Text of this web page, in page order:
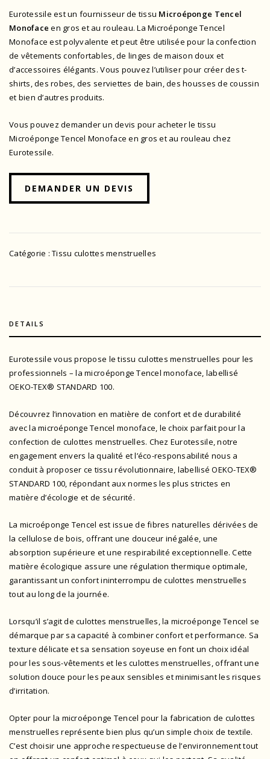
Eurotessile est un fournisseur de tissu Microéponge Tencel
Monofaceen gros et au rouleau. La Microéponge Tencel
Monoface est polyvalente et peut être utilisée pour la confection
de vêtements confortables, de linges de maison doux et
d’accessoires élégants. Vous pouvez l’utiliser pour créer des t-
shirts, des robes, des serviettes de bain, des housses de coussin
et bien d’autres produits.
Vous pouvez demander un devis pour acheter le tissu
Microéponge Tencel Monoface en gros et au rouleau chez
Eurotessile.
DEMANDER UN DEVIS
Catégorie :Tissu culottes menstruelles
DETAILS
Eurotessile vous propose le tissu culottes menstruelles pour les
professionnels – la microéponge Tencel monoface, labellisé
OEKO-TEX® STANDARD 100.
Découvrez l’innovation en matière de confort et de durabilité
avec la microéponge Tencel monoface, le choix parfait pour la
confection de culottes menstruelles. Chez Eurotessile, notre
engagement envers la qualité et l’éco-responsabilité nous a
conduit à proposer ce tissu révolutionnaire, labellisé OEKO-TEX®
STANDARD 100, répondant aux normes les plus strictes en
matière d’écologie et de sécurité.
La microéponge Tencel est issue de fibres naturelles dérivées de
la cellulose de bois, offrant une douceur inégalée, une
absorption supérieure et une respirabilité exceptionnelle. Cette
matière écologique assure une régulation thermique optimale,
garantissant un confort ininterrompu de culottes menstruelles
tout au long de la journée.
Lorsqu’il s’agit de culottes menstruelles, la microéponge Tencel se
démarque par sa capacité à combiner confort et performance. Sa
texture délicate et sa sensation soyeuse en font un choix idéal
pour les sous-vêtements et les culottes menstruelles, offrant une
solution douce pour les peaux sensibles et minimisant les risques
d’irritation.
Opter pour la microéponge Tencel pour la fabrication de culottes
menstruelles représente bien plus qu’un simple choix de textile.
C’est choisir une approche respectueuse de l’environnement tout